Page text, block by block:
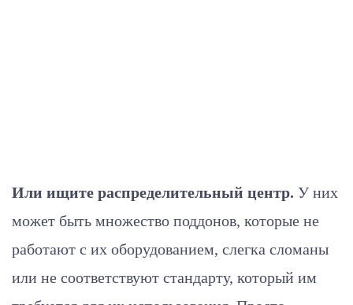
Или ищите распределительный центр. У них
может быть множество поддонов, которые не
работают с их оборудованием, слегка сломаны
или не соответствуют стандарту, который им